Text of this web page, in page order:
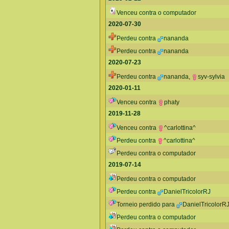
Venceu contra o computador
2020-07-30
Perdeu contra
nananda
Perdeu contra
nananda
2020-07-23
Perdeu contra
nananda,
syv-sylvia
2020-01-11
Venceu contra
phaty
2019-11-28
Venceu contra
^carlottina^
Perdeu contra
^carlottina^
Perdeu contra o computador
2019-07-14
Perdeu contra o computador
Perdeu contra
DanielTricolorRJ
Torneio perdido para
DanielTricolorRJ
Perdeu contra o computador